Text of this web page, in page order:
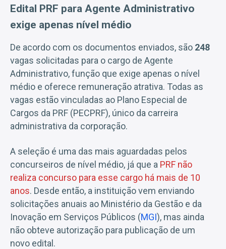
Edital PRF para Agente Administrativo
exige apenas nível médio
De acordo com os documentos enviados, são 248
vagas solicitadas para o cargo de Agente
Administrativo, função que exige apenas o nível
médio e oferece remuneração atrativa. Todas as
vagas estão vinculadas ao Plano Especial de
Cargos da PRF (PECPRF), único da carreira
administrativa da corporação.
A seleção é uma das mais aguardadas pelos
concurseiros de nível médio, já que a PRF não
realiza concurso para esse cargo há mais de 10
anos. Desde então, a instituição vem enviando
solicitações anuais ao Ministério da Gestão e da
Inovação em Serviços Públicos (MGI), mas ainda
não obteve autorização para publicação de um
novo edital.